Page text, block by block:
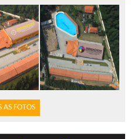
AS FOTOS